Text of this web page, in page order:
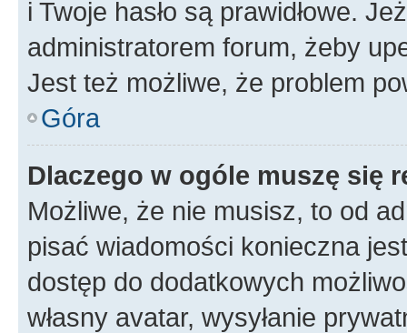
i Twoje hasło są prawidłowe.
administratorem forum, żeby
Jest też możliwe, że problem
Góra
Dlaczego w ogóle muszę się
Możliwe, że nie musisz, to od
pisać wiadomości konieczna
dostęp do dodatkowych
własny avatar, wysyłanie